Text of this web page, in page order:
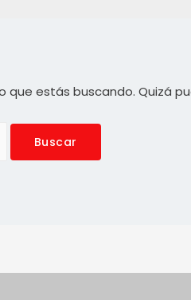
que estás buscando. Quizá